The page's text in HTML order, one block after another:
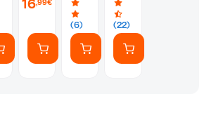
16,99€
(2021
Format)
(6) (22)